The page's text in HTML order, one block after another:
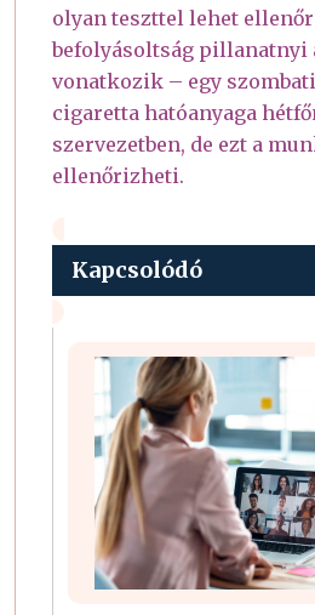
olyan teszttel lehet
befolyásoltság pillanatnyi
vonatkozik – egy
cigaretta hatóanyaga
szervezetben, de ezt a
ellenőrizheti.
Kapcsolódó